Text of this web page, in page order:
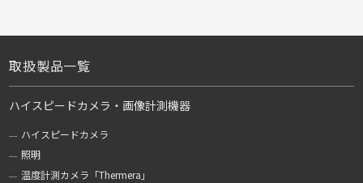
取扱製品一覧
ハイスピードカメラ・画像計測機器
ハイスピードカメラ
照明
温度計測カメラ「Thermera」